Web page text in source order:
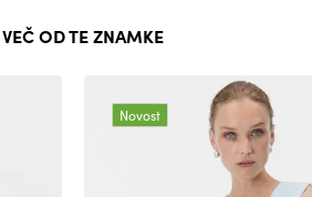
VEČ OD TE ZNAMKE
Novost